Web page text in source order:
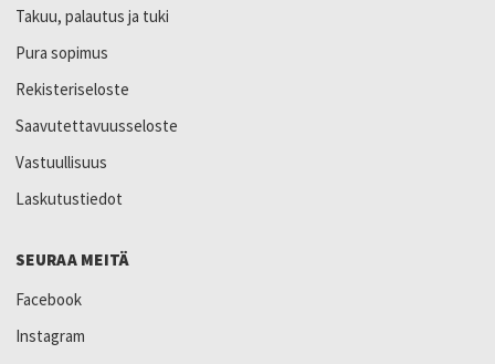
Takuu, palautus ja tuki
Pura sopimus
Rekisteriseloste
Saavutettavuusseloste
Vastuullisuus
Laskutustiedot
SEURAA MEITÄ
Facebook
Instagram